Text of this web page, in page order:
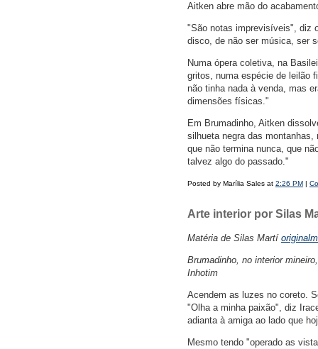
Aitken abre mão do
"São notas imprevisíveis", diz
disco, de não ser música, ser
Numa ópera coletiva, na
gritos, numa espécie de leilão
não tinha nada à venda, mas
dimensões físicas."
Em Brumadinho, Aitken
silhueta negra das
que não termina nunca, que
talvez algo do passado."
Posted by Marília Sales at 2:26 PM |
Arte interior por Silas
Matéria de Silas Martí
Brumadinho, no interior
Inhotim
Acendem as luzes no coreto.
"Olha a minha paixão", diz
adianta à amiga ao lado que
Mesmo tendo "operado as